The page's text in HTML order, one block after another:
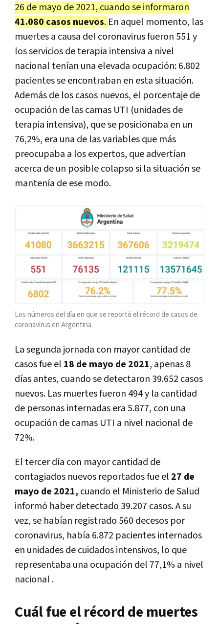
26 de mayo de 2021, cuando se informaron
41.080 casos nuevos. En aquel momento, las
muertes a causa del coronavirus fueron 551 y
los servicios de terapia intensiva a nivel
nacional tenían una elevada ocupación: 6.802
pacientes se encontraban en esta situación.
Además de los casos nuevos, el porcentaje de
ocupación de las camas UTI (unidades de
terapia intensiva), que se posicionaba en un
76,2%, era una de las variables que más
preocupaba a los expertos, que advertían
acerca de un posible colapso si la situación se
mantenía de ese modo.
Los números del día en que se reportó el récord de casos de
coronavirus en Argentina
La segunda jornada con mayor cantidad de
casos fue el 18 de mayo de 2021, apenas 8
días antes, cuando se detectaron 39.652 casos
nuevos. Las muertes fueron 494 y la cantidad
de personas internadas era 5.877, con una
ocupación de camas UTI a nivel nacional de
72%.
El tercer día con mayor cantidad de
contagiados nuevos reportados fue el 27 de
mayo de 2021, cuando el Ministerio de Salud
informó haber detectado 39.207 casos. A su
vez, se habían registrado 560 decesos por
coronavirus, había 6.872 pacientes internados
en unidades de cuidados intensivos, lo que
representaba una ocupación del 77,1% a nivel
nacional .
Cuál fue el récord de muertes